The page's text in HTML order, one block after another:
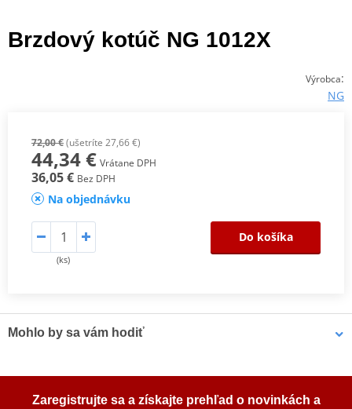
Brzdový kotúč NG 1012X
Výrobca:
NG
72,00 €(ušetríte 27,66 €)
44,34 € Vrátane DPH
36,05 € Bez DPH
Na objednávku
(ks)
Do košíka
Mohlo by sa vám hodiť
Zaregistrujte sa a získajte prehľad o novinkách a